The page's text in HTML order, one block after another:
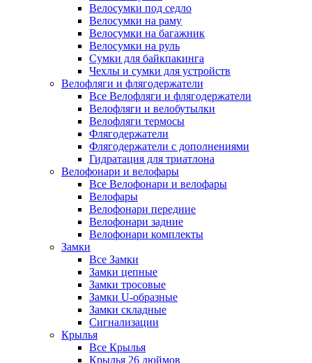
Велосумки под седло
Велосумки на раму
Велосумки на багажник
Велосумки на руль
Сумки для байкпакинга
Чехлы и сумки для устройств
Велофляги и флягодержатели
Все Велофляги и флягодержатели
Велофляги и велобутылки
Велофляги термосы
Флягодержатели
Флягодержатели с дополнениями
Гидратация для триатлона
Велофонари и велофары
Все Велофонари и велофары
Велофары
Велофонари передние
Велофонари задние
Велофонари комплекты
Замки
Все Замки
Замки цепные
Замки тросовые
Замки U-образные
Замки складные
Сигнализации
Крылья
Все Крылья
Крылья 26 дюймов